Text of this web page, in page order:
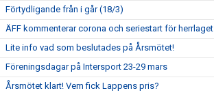
Förtydligande från i går (18/3)
ÄFF kommenterar corona och seriestart för herrlaget
Lite info vad som beslutades på Årsmötet!
Föreningsdagar på Intersport 23-29 mars
Årsmötet klart! Vem fick Lappens pris?